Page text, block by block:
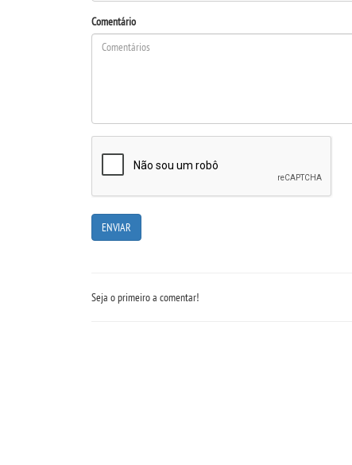
Comentário
Seja o primeiro a comentar!